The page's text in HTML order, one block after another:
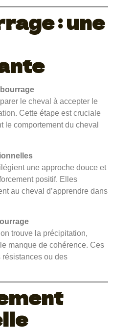
: une
le cheval à accepter le
Cette étape est cruciale
le comportement du cheval
une approche douce et
positif. Elles
au cheval d’apprendre dans
trouve la précipitation,
manque de cohérence. Ces
ou des